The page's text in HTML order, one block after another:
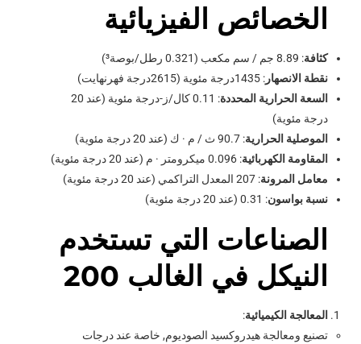
الخصائص الفيزيائية
كثافة: 8.89 جم / سم مكعب (0.321 رطل/بوصة³)
نقطة الانصهار: 1435درجة مئوية (2615درجة فهرنهايت)
السعة الحرارية المحددة
: 0.11 كال/ز-درجة مئوية (عند 20
درجة مئوية)
الموصلية الحرارية: 90.7 ث / م · ك (عند 20 درجة مئوية)
المقاومة الكهربائية: 0.096 ميكرومتر · م (عند 20 درجة مئوية)
معامل المرونة: 207 المعدل التراكمي (عند 20 درجة مئوية)
نسبة بواسون: 0.31 (عند 20 درجة مئوية)
الصناعات التي تستخدم
النيكل في الغالب 200
المعالجة الكيميائية:
تصنيع ومعالجة هيدروكسيد الصوديوم, خاصة عند درجات